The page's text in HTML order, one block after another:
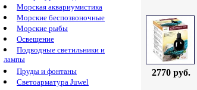
Морская аквариумистика
Морские беспозвоночные
Морские рыбы
Освещение
Подводные светильники и
лампы
Пруды и фонтаны
Светоарматура Juwel
2770 руб.